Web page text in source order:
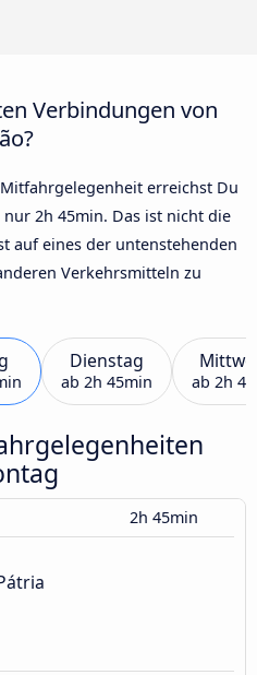
Verbindungen von
erreichst Du
2h 45min. Das ist nicht die
auf eines der untenstehenden
Verkehrsmitteln zu
Dienstag
ab 2h 45min ab 2h
2h 45min